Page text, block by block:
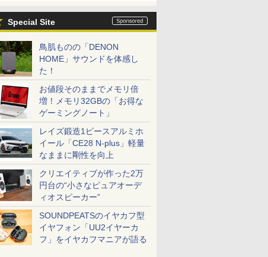
Special Site
鳥肌ものの「DENON
HOME」サウンドを体感し
た！
お値段そのままでメモリ倍
増！メモリ32GBの「お得な
ゲーミングノート」
レイズ鍛造1ピースアルミホ
イール「CE28 N-plus」軽量
なままに剛性を向上
クリエイティブが作った2万
円台の“小さなピュアオーデ
ィオスピーカー”
SOUNDPEATSのイヤカフ型
イヤフォン「UU2イヤーカ
フ」をイヤカフマニアが語る